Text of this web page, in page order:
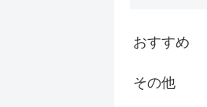
おすすめ
その他